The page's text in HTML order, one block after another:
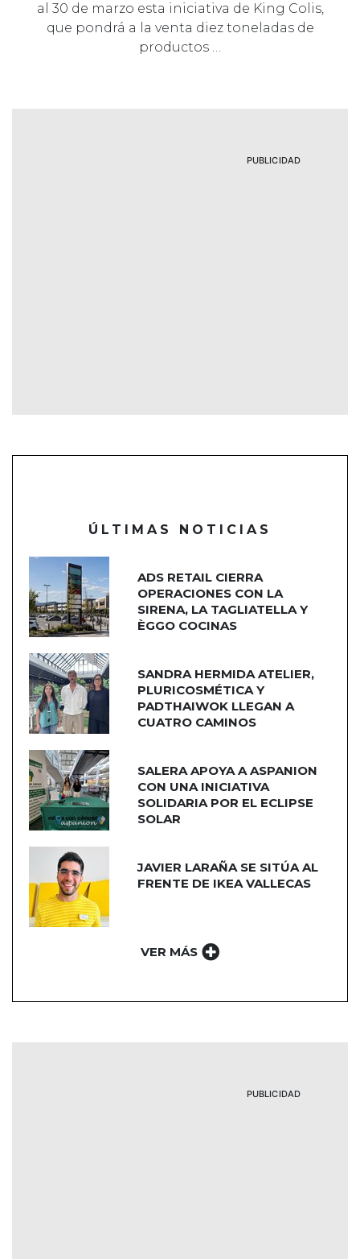
al 30 de marzo esta iniciativa de King Colis,
que pondrá a la venta diez toneladas de
productos …
PUBLICIDAD
ÚLTIMAS NOTICIAS
ADS RETAIL CIERRA
OPERACIONES CON LA
SIRENA, LA TAGLIATELLA Y
ÈGGO COCINAS
SANDRA HERMIDA ATELIER,
PLURICOSMÉTICA Y
PADTHAIWOK LLEGAN A
CUATRO CAMINOS
SALERA APOYA A ASPANION
CON UNA INICIATIVA
SOLIDARIA POR EL ECLIPSE
SOLAR
JAVIER LARAÑA SE SITÚA AL
FRENTE DE IKEA VALLECAS
VER MÁS
PUBLICIDAD